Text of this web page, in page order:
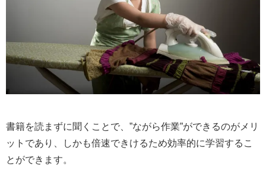
書籍を読まずに聞くことで、”ながら作業”ができるのがメリ
ットであり、しかも倍速できけるため効率的に学習するこ
とができます。